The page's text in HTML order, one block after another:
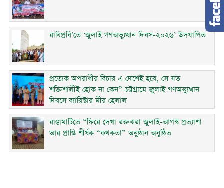
রাবিপ্রবি’তে ‘জুলাই গণঅভ্যুত্থান দিবস-২০২৬’ উদযাপিত
প্রত্যেক অপরাধীর বিচার এ দেশেই হবে, সে যত
শক্তিশালীই হোক না কেন”-চট্টগ্রামে জুলাই গণঅভ্যুত্থান
দিবসে ব্যারিস্টার মীর হেলাল
রাঙামাটিতে “ফিরে দেখা রক্তঝরা জুলাই-আগস্ট প্রত্যাশা
আর প্রাপ্তি শীর্ষক “কথকতা” অনুষ্ঠান অনুষ্ঠিত